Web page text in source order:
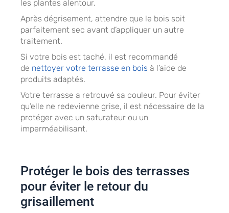
les plantes alentour.
Après dégrisement, attendre que le bois soit
parfaitement sec avant d’appliquer un autre
traitement.
Si votre bois est taché, il est recommandé
de nettoyer votre terrasse en bois à l’aide de
produits adaptés.
Votre terrasse a retrouvé sa couleur. Pour éviter
qu’elle ne redevienne grise, il est nécessaire de la
protéger avec un saturateur ou un
imperméabilisant.
Protéger le bois des terrasses
pour éviter le retour du
grisaillement